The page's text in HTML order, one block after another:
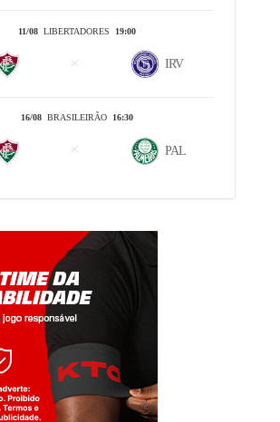
11/08LIBERTADORES 19:00
IRV
16/08BRASILEIRÃO 16:30
PAL